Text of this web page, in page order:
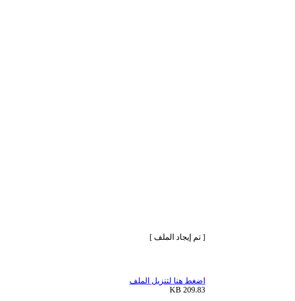
[ تم إيجاد الملف ]
اضغط هنا لتنزيل الملف
209.83 KB